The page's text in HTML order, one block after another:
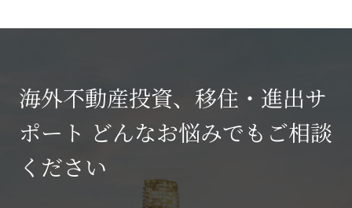
海外不動産投資、移住・進出サ
ポート どんなお悩みでもご相談
ください